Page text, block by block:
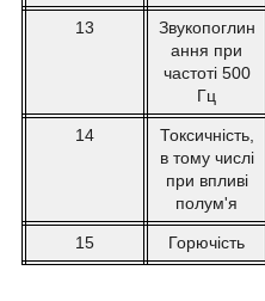
13
Звукопоглин
ання при
частоті 500
Гц
14
Токсичність,
в тому числі
при впливі
полум'я
15 Горючість